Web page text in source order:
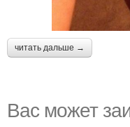
читать дальше →
Вас может